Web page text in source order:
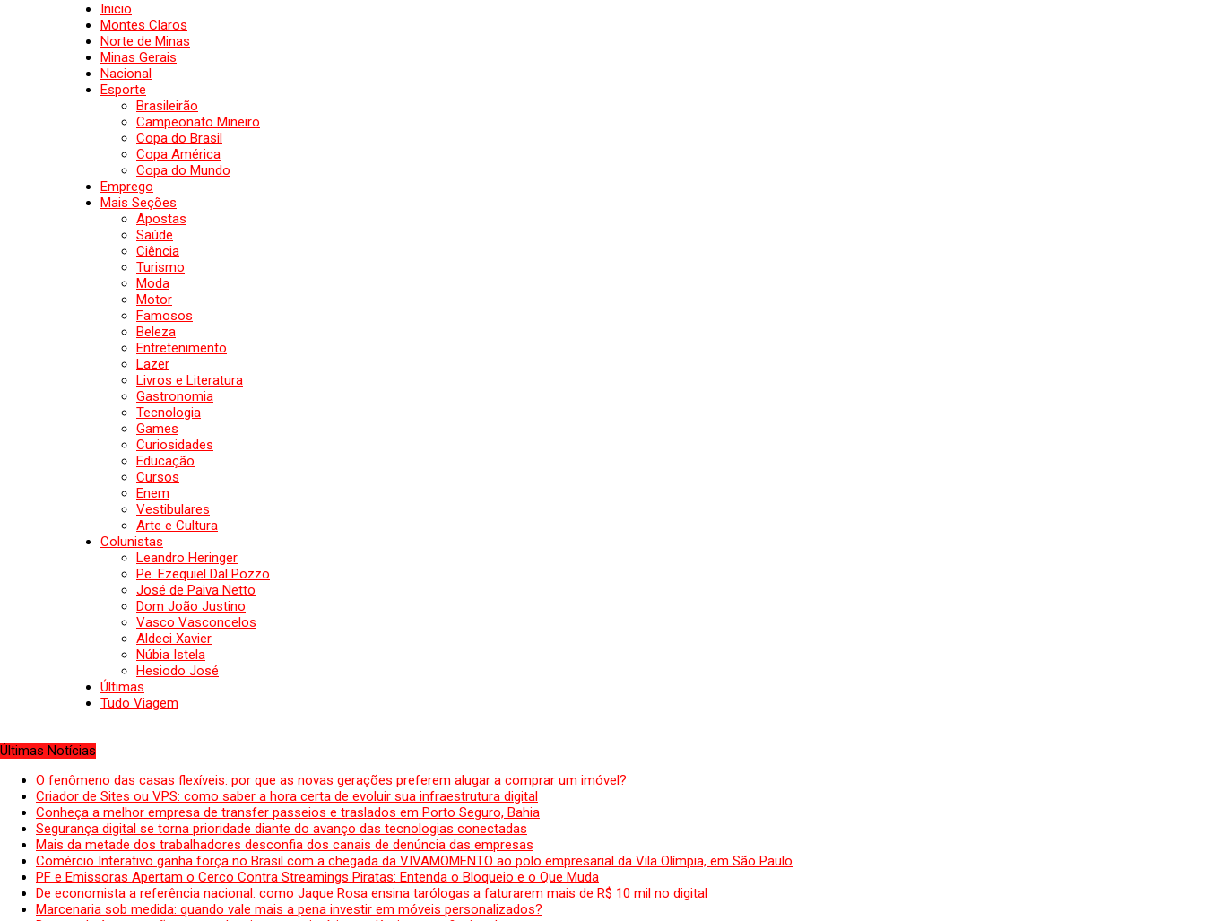
Inicio
Montes Claros
Norte de Minas
Minas Gerais
Nacional
Esporte
Brasileirão
Campeonato Mineiro
Copa do Brasil
Copa América
Copa do Mundo
Emprego
Mais Seções
Apostas
Saúde
Ciência
Turismo
Moda
Motor
Famosos
Beleza
Entretenimento
Lazer
Livros e Literatura
Gastronomia
Tecnologia
Games
Curiosidades
Educação
Cursos
Enem
Vestibulares
Arte e Cultura
Colunistas
Leandro Heringer
Pe. Ezequiel Dal Pozzo
José de Paiva Netto
Dom João Justino
Vasco Vasconcelos
Aldeci Xavier
Núbia Istela
Hesiodo José
Últimas
Tudo Viagem
Últimas Notícias
O fenômeno das casas flexíveis: por que as novas gerações preferem alugar a comprar um imóvel?
Criador de Sites ou VPS: como saber a hora certa de evoluir sua infraestrutura digital
Conheça a melhor empresa de transfer passeios e traslados em Porto Seguro, Bahia
Segurança digital se torna prioridade diante do avanço das tecnologias conectadas
Mais da metade dos trabalhadores desconfia dos canais de denúncia das empresas
Comércio Interativo ganha força no Brasil com a chegada da VIVAMOMENTO ao polo empresarial da Vila Olímpia, em São Paulo
PF e Emissoras Apertam o Cerco Contra Streamings Piratas: Entenda o Bloqueio e o Que Muda
De economista a referência nacional: como Jaque Rosa ensina tarólogas a faturarem mais de R$ 10 mil no digital
Marcenaria sob medida: quando vale mais a pena investir em móveis personalizados?